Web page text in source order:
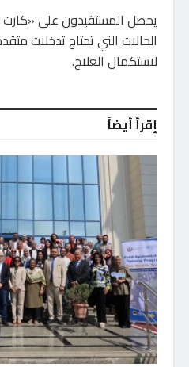
يحصل المستفيدون على «كارت
الحالات التي تحتاج تدخلات
لاستكمال العلاج.
إقرأ أيضاً